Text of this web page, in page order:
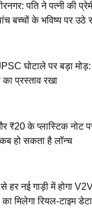
पति ने पत्नी की
बच्चों के भविष्य पर उठे
घोटाले पर बड़ा
का प्रस्ताव रखा
₹20 के प्लास्टिक नोट
कब हो सकता है लॉन्च
हर नई गाड़ी में होगा
का मिलेगा रियल-टाइम डेटा